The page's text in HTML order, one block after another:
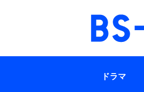
BS-TBS
ドラマ